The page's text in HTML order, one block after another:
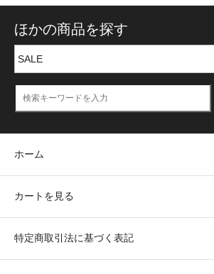
ほかの商品を探す
ホーム
カートを見る
特定商取引法に基づく表記